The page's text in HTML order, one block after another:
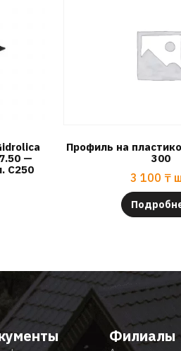
—
С250
Профиль на
300
3 100 ₸
Филиалы